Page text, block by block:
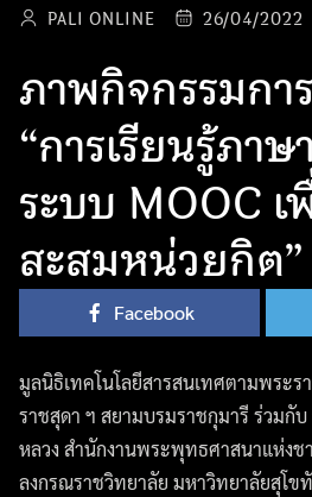
PALI ONLINE 26/04/2022
ภาพกิจกรรมกา
“การเรียนรู้ภา
ระบบ MOOC เ
สะสมหน่วยกิต”
Facebook
มูลนิธิเทคโนโลยีสารสนเทศตามพระ
ราชสุดา ฯ สยามบรมราชกุมารี ร่วมกั
หลวง สำนักงานพระพุทธศาสนาแห่ง
ลงกรณราชวิทยาลัย มหาวิทยาลัยสุโข